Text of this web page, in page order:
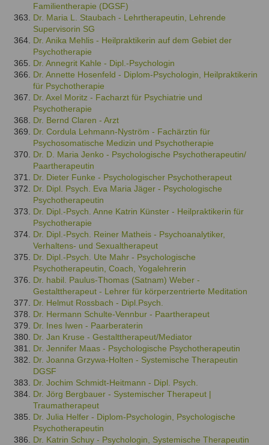
Familientherapie (DGSF)
Dr. Maria L. Staubach - Lehrtherapeutin, Lehrende
Supervisorin SG
Dr. Anika Mehlis - Heilpraktikerin auf dem Gebiet der
Psychotherapie
Dr. Annegrit Kahle - Dipl.-Psychologin
Dr. Annette Hosenfeld - Diplom-Psychologin, Heilpraktikerin
für Psychotherapie
Dr. Axel Moritz - Facharzt für Psychiatrie und
Psychotherapie
Dr. Bernd Claren - Arzt
Dr. Cordula Lehmann-Nyström - Fachärztin für
Psychosomatische Medizin und Psychotherapie
Dr. D. Maria Jenko - Psychologische Psychotherapeutin/
Paartherapeutin
Dr. Dieter Funke - Psychologischer Psychotherapeut
Dr. Dipl. Psych. Eva Maria Jäger - Psychologische
Psychotherapeutin
Dr. Dipl.-Psych. Anne Katrin Künster - Heilpraktikerin für
Psychotherapie
Dr. Dipl.-Psych. Reiner Matheis - Psychoanalytiker,
Verhaltens- und Sexualtherapeut
Dr. Dipl.-Psych. Ute Mahr - Psychologische
Psychotherapeutin, Coach, Yogalehrerin
Dr. habil. Paulus-Thomas (Satnam) Weber -
Gestalttherapeut - Lehrer für körperzentrierte Meditation
Dr. Helmut Rossbach - Dipl.Psych.
Dr. Hermann Schulte-Vennbur - Paartherapeut
Dr. Ines Iwen - Paarberaterin
Dr. Jan Kruse - Gestalttherapeut/Mediator
Dr. Jennifer Maas - Psychologische Psychotherapeutin
Dr. Joanna Grzywa-Holten - Systemische Therapeutin
DGSF
Dr. Jochim Schmidt-Heitmann - Dipl. Psych.
Dr. Jörg Bergbauer - Systemischer Therapeut |
Traumatherapeut
Dr. Julia Helfer - Diplom-Psychologin, Psychologische
Psychotherapeutin
Dr. Katrin Schuy - Psychologin, Systemische Therapeutin